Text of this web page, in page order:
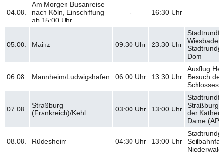
04.08.
Am Morgen Busanreise
nach Köln, Einschiffung
ab 15:00 Uhr
- 16:30Uhr
05.08. Mainz 09:30Uhr 23:30Uhr
Dom
06.08. Mannheim/Ludwigshafen 06:00Uhr 13:30Uhr
Ausflug
Besuch
Schlosses
07.08.
Straßburg
(Frankreich)/Kehl
03:00Uhr 13:00Uhr
der
Dame
08.08. Rüdesheim 04:30Uhr 13:00Uhr